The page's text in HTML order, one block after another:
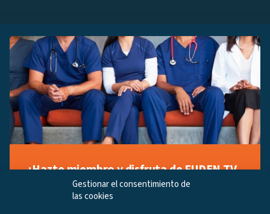
Gestionar el consentimiento de
las cookies
¡Hazte miembro y disfruta de FUDEN TV
a tu manera!
Regístrate ahora gratuitamente y marca tus videos